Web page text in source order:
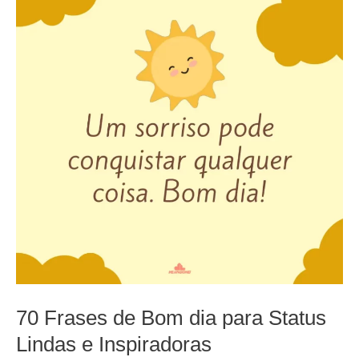
70 Frases de Bom dia para Status
Lindas e Inspiradoras